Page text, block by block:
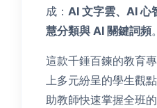
成： AI 文字雲、AI 心
慧分類與 AI 關鍵詞頻。
這款千錘百鍊的教育
上多元紛呈的學生觀
助教師快速掌握全班